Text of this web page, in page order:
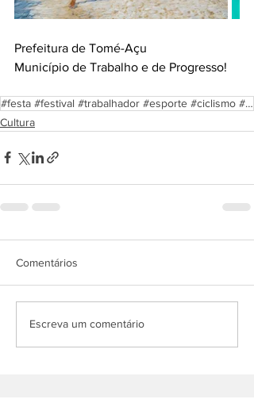
Prefeitura de Tomé-Açu
Município de Trabalho e de Progresso!
#festa #festival #trabalhador #esporte #ciclismo #atletismo #corrida #diversao #alegria #cultura #se
Cultura
Comentários
Escreva um comentário